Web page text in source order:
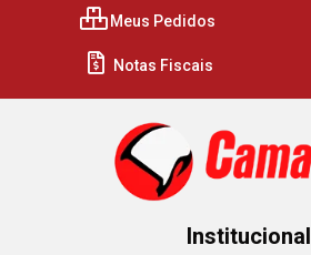
Meus Pedidos
Notas Fiscais
Institucional